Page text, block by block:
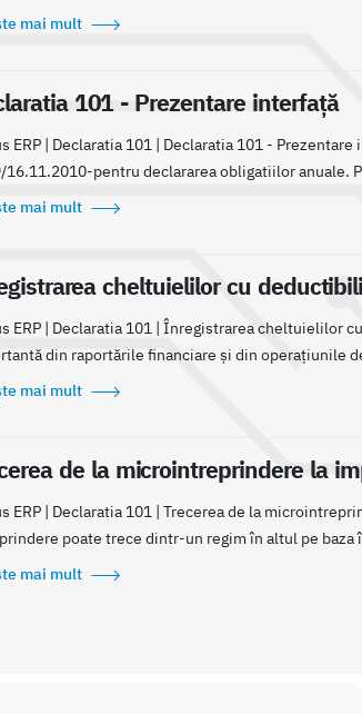
mai mult
101 - Prezentare interfață
ERP | Declaratia 101 | Declaratia 101 -
16.11.2010-pentru declararea obligatiilor anuale.
mai mult
cheltuielilor cu
ERP | Declaratia 101 | Înregistrarea
din raportările financiare și din operațiunile
mai mult
de la microintreprindere la
ERP | Declaratia 101 | Trecerea de la
poate trece dintr-un regim în altul pe
mai mult